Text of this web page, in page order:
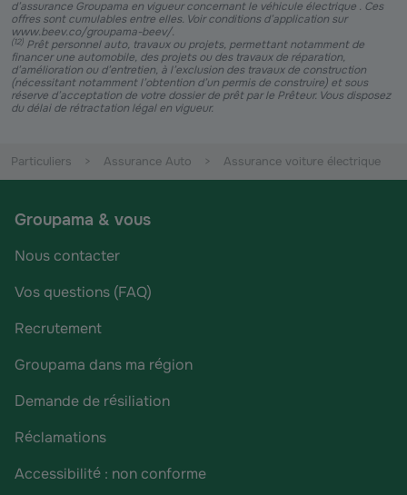
d’assurance Groupama en vigueur concernant le véhicule électrique . Ces
offres sont cumulables entre elles. Voir conditions d’application sur
www.beev.co/groupama-beev/.
(12) Prêt personnel auto, travaux ou projets, permettant notamment de
financer une automobile, des projets ou des travaux de réparation,
d’amélioration ou d’entretien, à l’exclusion des travaux de construction
(nécessitant notamment l’obtention d’un permis de construire) et sous
réserve d’acceptation de votre dossier de prêt par le Prêteur. Vous disposez
du délai de rétractation légal en vigueur.
Particuliers Assurance Auto Assurance voiture électrique
Groupama & vous
Nous contacter
Vos questions (FAQ)
Recrutement
Groupama dans ma région
Demande de résiliation
Réclamations
Accessibilité : non conforme